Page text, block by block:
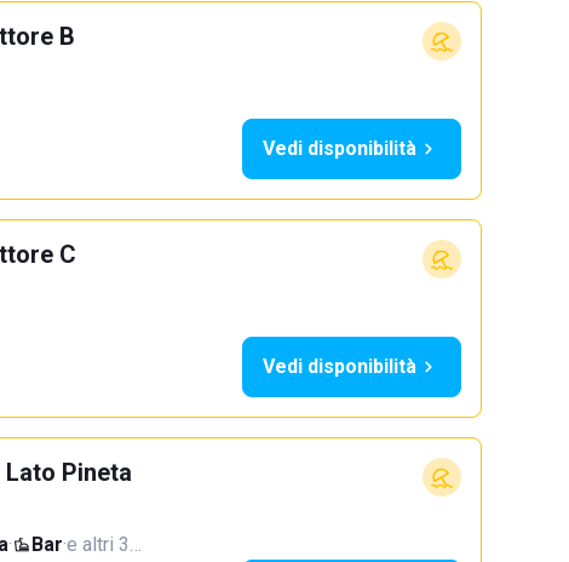
B
Vedi disponibilità
C
Vedi disponibilità
Pineta
· Bar·e altri 3…